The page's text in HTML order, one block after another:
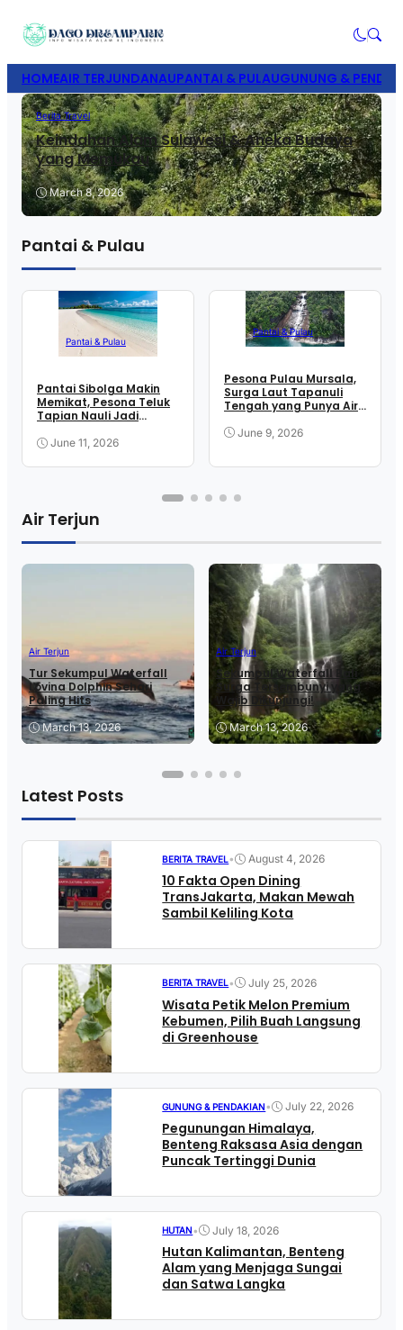
HOMEAIR TERJUNDANAUPANTAI & PULAUGUNUNG &
Berita Travel
Keindahan Alam Sulawesi & Aneka Budaya
yang Memukau
March 8, 2026
Pantai & Pulau
Pantai & Pulau
Pantai Sibolga Makin
Memikat, Pesona Teluk
Tapian Nauli Jadi
June 11, 2026
Pantai & Pulau
Pesona Pulau Mursala,
Surga Laut Tapanuli
Tengah yang Punya Air
June 9, 2026
Air Terjun
Air Terjun
Tur Sekumpul Waterfall
Lovina Dolphin Sehari
Paling Hits
March 13, 2026
Air Terjun
Sekumpul Waterfall Bali
Surga Tersembunyi yang
Wajib Dikunjungi!
March 13, 2026
Latest Posts
BERITA TRAVEL• August 4, 2026
10 Fakta Open Dining
TransJakarta, Makan Mewah
Sambil Keliling Kota
BERITA TRAVEL• July 25, 2026
Wisata Petik Melon Premium
Kebumen, Pilih Buah Langsung
di Greenhouse
GUNUNG & PENDAKIAN• July 22, 2026
Pegunungan Himalaya,
Benteng Raksasa Asia dengan
Puncak Tertinggi Dunia
HUTAN• July 18, 2026
Hutan Kalimantan, Benteng
Alam yang Menjaga Sungai
dan Satwa Langka